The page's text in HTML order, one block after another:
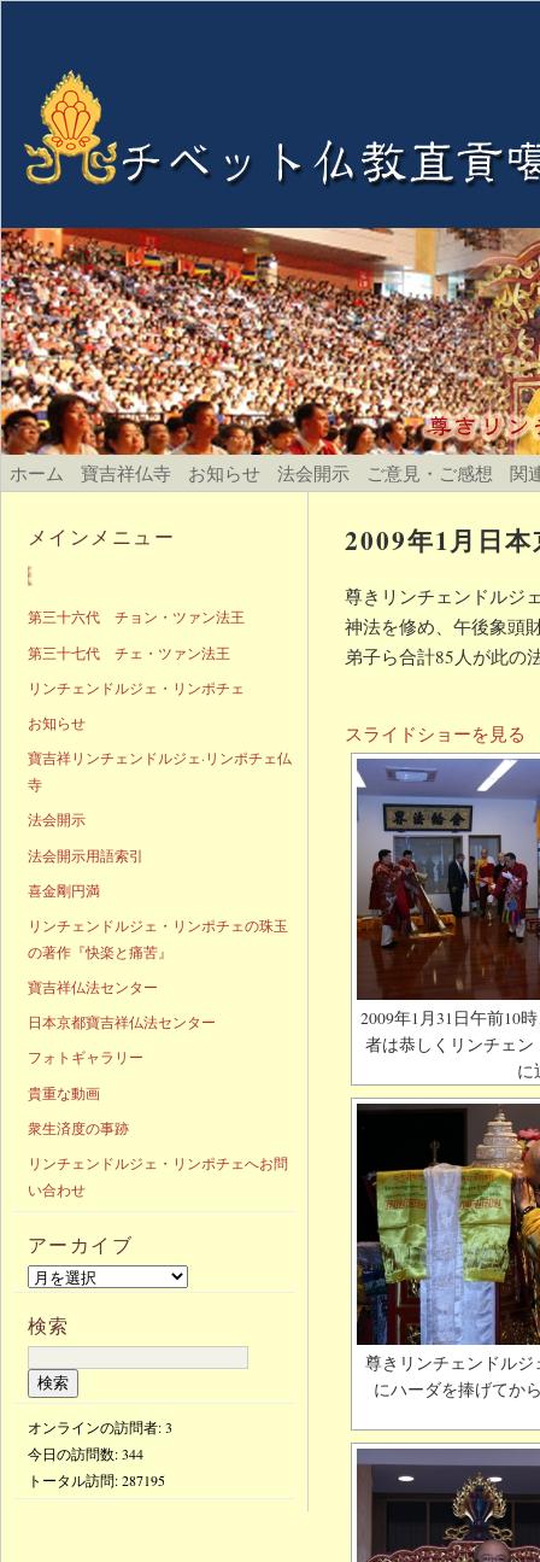
ホーム 寶吉祥仏寺 お知らせ 法会開示 ご意見・ご感想 関
2009年1月日
尊きリンチェンドルジ
神法を修め、午後象頭
弟子ら合計85人が此の
スライドショーを見る
2009年1月31日午前10
者は恭しくリンチェ
に
尊きリンチェンドル
にハーダを捧げてか
メインメニュー
第三十六代 チョン・ツァン法王
第三十七代 チェ・ツァン法王
リンチェンドルジェ・リンポチェ
お知らせ
寶吉祥リンチェンドルジェ·リンポチェ仏
寺
法会開示
法会開示用語索引
喜金剛円満
リンチェンドルジェ・リンポチェの珠玉
の著作『快楽と痛苦』
寶吉祥仏法センター
日本京都寶吉祥仏法センター
フォトギャラリー
貴重な動画
衆生済度の事跡
リンチェンドルジェ・リンポチェへお問
い合わせ
アーカイブ
検索
オンラインの訪問者: 3
今日の訪問数:344
トータル訪問:287195